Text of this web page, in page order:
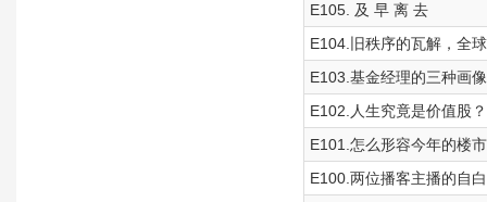
E105. 及 早 离 去
E104.旧秩序的瓦解，全
E103.基金经理的三种画
E102.人生究竟是价值股
E101.怎么形容今年的楼
E100.两位播客主播的自白